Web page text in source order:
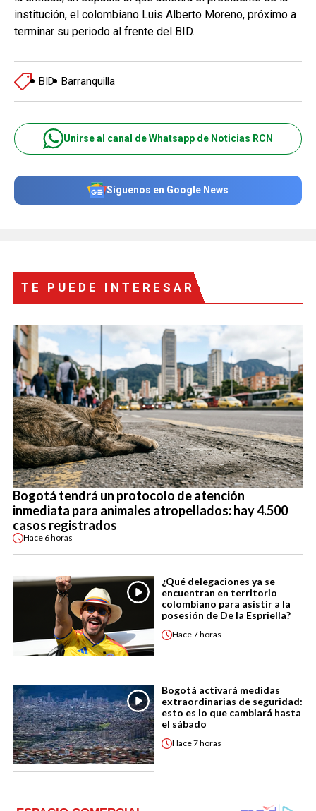
institución, el colombiano Luis Alberto Moreno, próximo a
terminar su periodo al frente del BID.
BID Barranquilla
Unirse al canal de Whatsapp de Noticias RCN
Síguenos en Google News
TE PUEDE INTERESAR
Bogotá tendrá un protocolo de atención
inmediata para animales atropellados: hay 4.500
casos registrados
Hace 6 horas
¿Qué delegaciones ya se
encuentran en territorio
colombiano para asistir a la
posesión de De la Espriella?
Hace7 horas
Bogotá activará medidas
extraordinarias de seguridad:
esto es lo que cambiará hasta
el sábado
Hace7 horas